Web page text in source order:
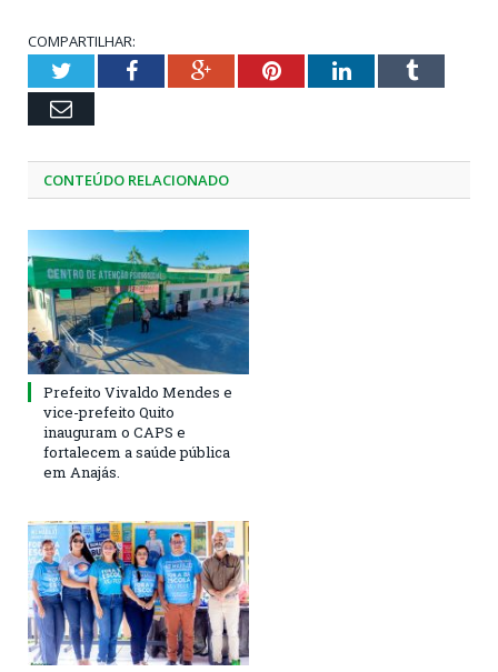
COMPARTILHAR:
TwitterFacebookGoogle+PinterestLinkedInTumblr
Email
CONTEÚDO RELACIONADO
Prefeito Vivaldo Mendes e
vice-prefeito Quito
inauguram o CAPS e
fortalecem a saúde pública
em Anajás.